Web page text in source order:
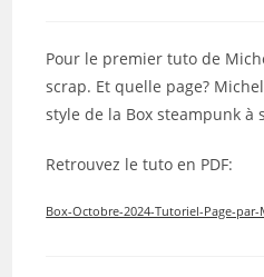
publication :
Pour le premier tuto de
scrap. Et quelle page?
style de la Box steampunk à
Retrouvez le tuto en PDF:
Box-Octobre-2024-Tutoriel-Page-par-